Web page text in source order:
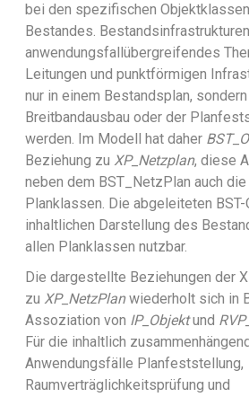
bei den spezifischen
Bestandes.
anwendungsfallübergreifendes
Leitungen und punktförmigen
nur in einem Bestandsplan,
Breitbandausbau oder der
werden. Im Modell hat daher
Beziehung zu XP_Netzplan, diese
neben dem BST_NetzPlan auch
Planklassen. Die abgeleiteten
inhaltlichen Darstellung des
allen Planklassen nutzbar.
Die dargestellte Beziehungen der
zu XP_NetzPlanwiederholt sich in
Assoziation von IP_Objektund
Für die inhaltlich
Anwendungsfälle Planfeststellung,
Raumverträglichkeitsprüfung und